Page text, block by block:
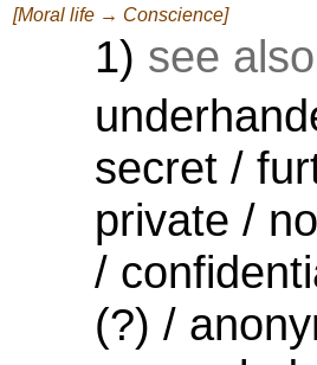
[Moral life → Conscience]
1) see also
secret /
private /
/
(?) /